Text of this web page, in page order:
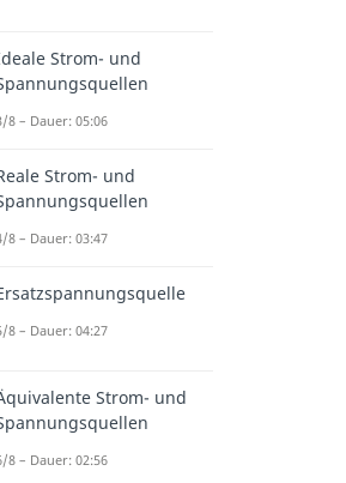
Strom- und
8 – Dauer: 05:06
Strom- und
8 – Dauer: 03:47
8 – Dauer: 04:27
Strom- und
8 – Dauer: 02:56